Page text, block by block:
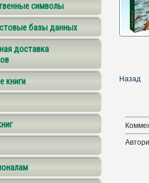
символы
базы данных
доставка
книги
Назад